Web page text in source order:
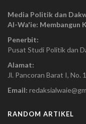
Media Politik dan
Al-Wa'ie: Membangun
Penerbit:
Pusat Studi Politik dan
Alamat:
Jl. Pancoran Barat I, No.
Email:
RANDOM ARTIKEL